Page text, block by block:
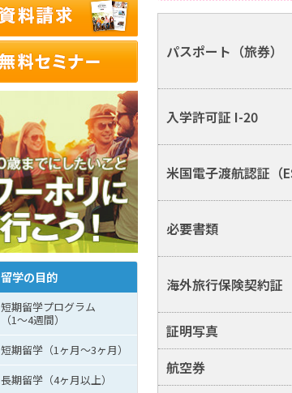
パスポート（旅券）
入学許可証 I-20
米国電子渡航認証（
必要書類
海外旅行保険契約証
証明写真
航空券
留学の目的
短期留学プログラム
（1～4週間）
短期留学（1ヶ月～3ヶ月）
長期留学（4ヶ月以上）